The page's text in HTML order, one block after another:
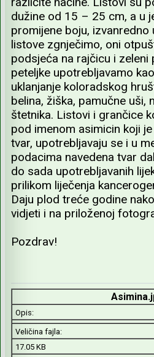
dužine od 15 – 25 cm, a u
promijene boju, izvanredno
listove zgnječimo, oni
podsjeća na rajčicu i zeleni
peteljke upotrebljavamo
uklanjanje koloradskog
belina, žiška, pamučne uši,
štetnika. Listovi i grančice
pod imenom asimicin koji
tvar, upotrebljavaju se i u
podacima navedena tvar
do sada upotrebljavanih
prilikom liječenja
Daju plod treće godine
vidjeti i na priloženoj
Pozdrav!
Opis:
Veličina fajla:
17.05 KB